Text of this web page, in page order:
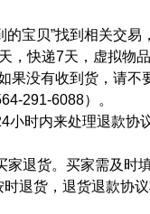
宝贝”找到相关交
快递7天，虚拟物
果没有收到货，请
291-6088）。
时内来处理退款协
退货。买家需及时
退货，退货退款协